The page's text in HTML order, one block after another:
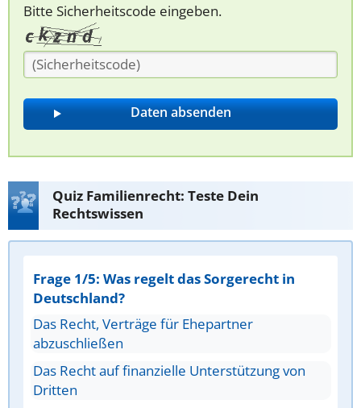
Bitte Sicherheitscode eingeben.
Quiz Familienrecht: Teste Dein
Rechtswissen
Frage 1/5: Was regelt das Sorgerecht in
Deutschland?
Das Recht, Verträge für Ehepartner
abzuschließen
Das Recht auf finanzielle Unterstützung von
Dritten